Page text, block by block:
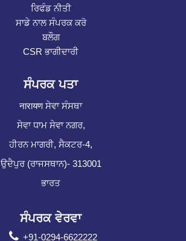
ਰਿਫੰਡ ਨੀਤੀ
ਸਾਡੇ ਨਾਲ ਸੰਪਰਕ ਕਰੋ
ਬਲੌਗ
CSR ਭਾਗੀਦਾਰੀ
ਸੰਪਰਕ ਪਤਾ
नारायण ਸੇਵਾ ਸੰਸਥਾ
ਸੇਵਾ ਧਾਮ ਸੇਵਾ ਨਗਰ,
ਹੀਰਨ ਮਾਗਰੀ, ਸੈਕਟਰ-4,
ਉਦੈਪੁਰ (ਰਾਜਸਥਾਨ)- 313001
ਭਾਰਤ
ਸੰਪਰਕ ਵੇਰਵਾ
+91-0294-6622222